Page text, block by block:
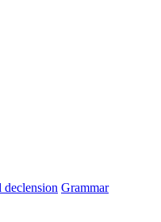
declension Grammar